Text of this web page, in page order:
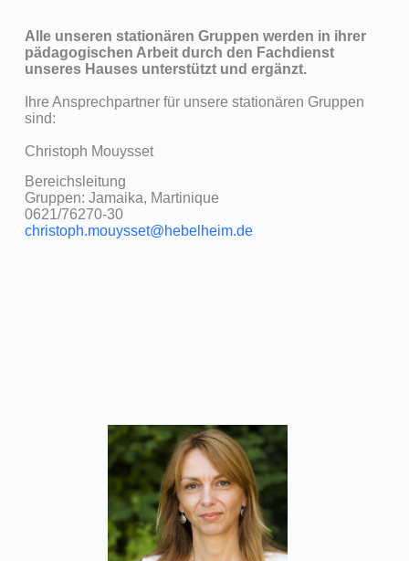
Alle unseren stationären Gruppen werden in ihrer
pädagogischen Arbeit durch den Fachdienst
unseres Hauses unterstützt und ergänzt.
Ihre Ansprechpartner für unsere stationären Gruppen
sind:
Christoph Mouysset
Bereichsleitung
Gruppen: Jamaika, Martinique
0621/76270-30
christoph.mouysset@hebelheim.de